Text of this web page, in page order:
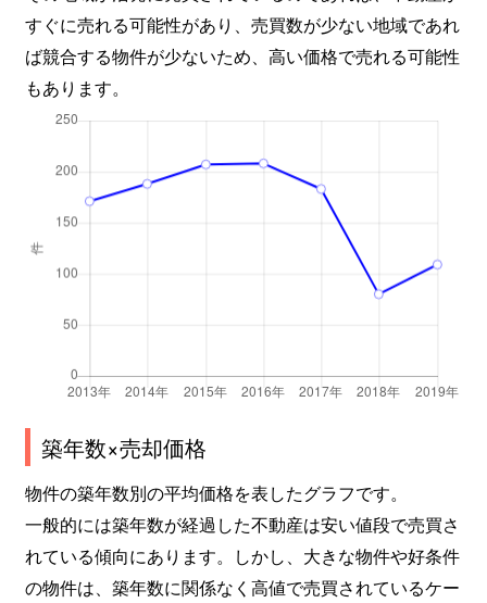
宮千代
3,000万円 卸町(宮城) 徒歩7
すぐに売れる可能性があり、売買数が少ない地域であれ
ば競合する物件が少ないため、高い価格で売れる可能性
もあります。
築年数×売却価格
物件の築年数別の平均価格を表したグラフです。
一般的には築年数が経過した不動産は安い値段で売買さ
れている傾向にあります。しかし、大きな物件や好条件
の物件は、築年数に関係なく高値で売買されているケー